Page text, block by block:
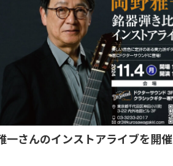
一さんのインストアライブを開